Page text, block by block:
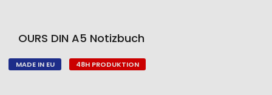
OURS DIN A5 Notizbuch
Zum
MADE IN EU 48H PRODUKTION